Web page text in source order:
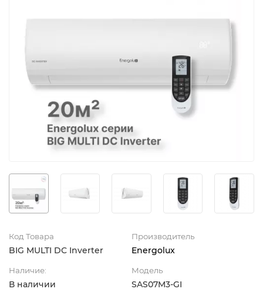
Код Товара
BIG MULTI DC Inverter
Производитель
Energolux
Наличие:
В наличии
Модель
SAS07M3-GI